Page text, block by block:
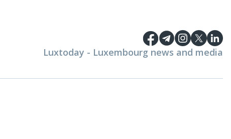
Luxtoday - Luxembourg news and media